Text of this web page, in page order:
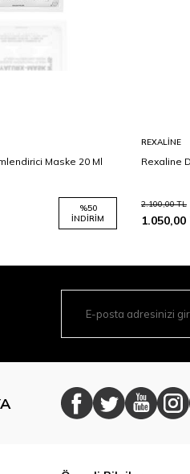
Maske 20 Ml
%50
İNDIRIM
REXALINE
Rexaline
2.100,00TL
1.050,00